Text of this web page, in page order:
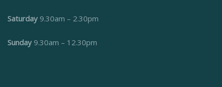
Saturday 9.30am – 2.30pm
Sunday 9.30am – 12.30pm